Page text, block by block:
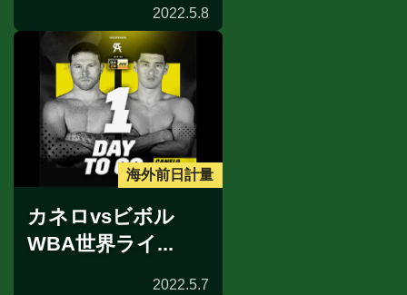
2022.5.8
海外前日計量
カネロvsビボル
WBA世界ライ...
2022.5.7